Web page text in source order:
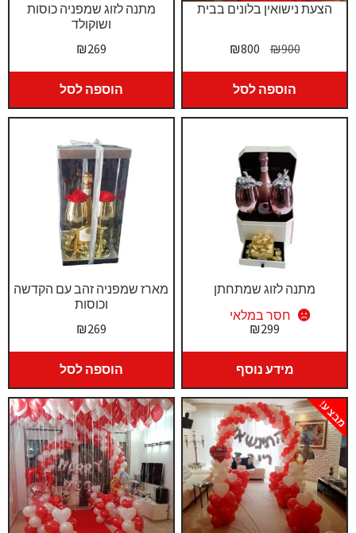
מתנה לזוג שמפניה כוסות
ושוקולד
₪269
הוספה לסל
הצעת נישואין בלונים בבית
₪900
המחיר
היה:
₪900.
₪800
₪800.
הוספה לסל
מארז שמפניה זהב עם הקדשה
וכוסות
₪269
הוספה לסל
מתנה לזוג שמתחתן
חסר במלאי
₪299
מידע נוסף
מבצע!